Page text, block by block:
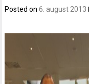
Posted on6. august 2013